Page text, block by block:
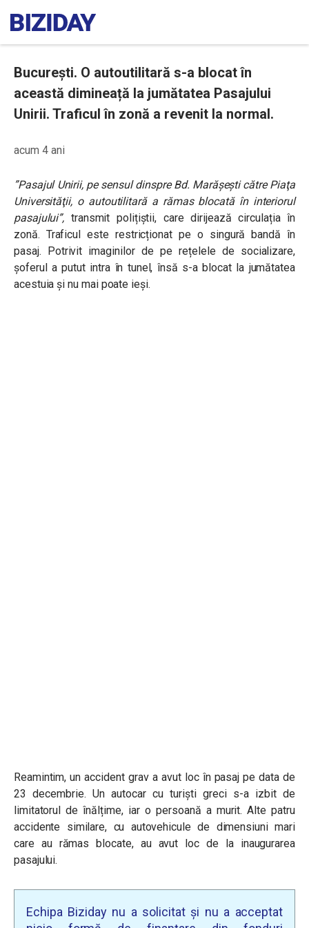
București. O autoutilitară s-a blocat în
această dimineață la jumătatea Pasajului
Unirii. Traficul în zonă a revenit la normal.
acum 4 ani
”Pasajul Unirii, pe sensul dinspre Bd. Marășești către Piaţa
Universităţii, o autoutilitară a rămas blocată în interiorul
pasajului”, transmit polițiștii, care dirijează circulația în
zonă. Traficul este restricționat pe o singură bandă în
pasaj. Potrivit imaginilor de pe rețelele de socializare,
șoferul a putut intra în tunel, însă s-a blocat la jumătatea
acestuia și nu mai poate ieși.
Reamintim, un accident grav a avut loc în pasaj pe data de
23 decembrie. Un autocar cu turiști greci s-a izbit de
limitatorul de înălțime, iar o persoană a murit. Alte patru
accidente similare, cu autovehicule de dimensiuni mari
care au rămas blocate, au avut loc de la inaugurarea
pasajului.
Echipa Biziday nu a solicitat și nu a acceptat